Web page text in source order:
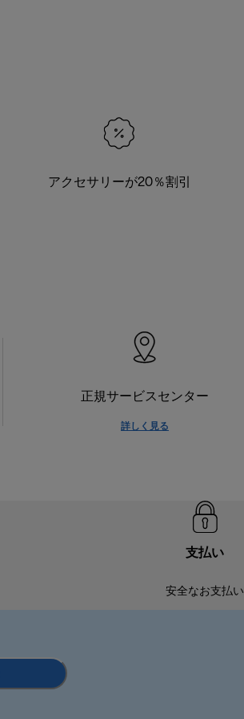
アクセサリーが20％割引
正規サービスセンター
詳しく見る
支払い
安全なお支払い